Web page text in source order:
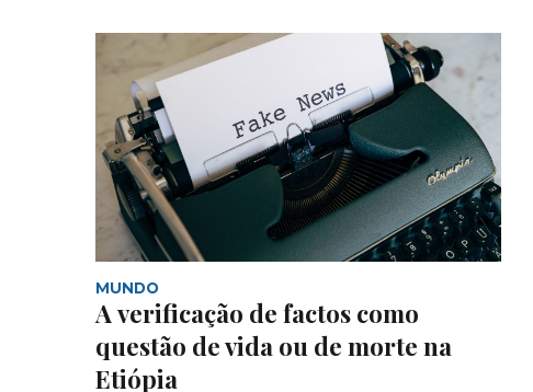
MUNDO
A verificação de factos como
questão de vida ou de morte na
Etiópia